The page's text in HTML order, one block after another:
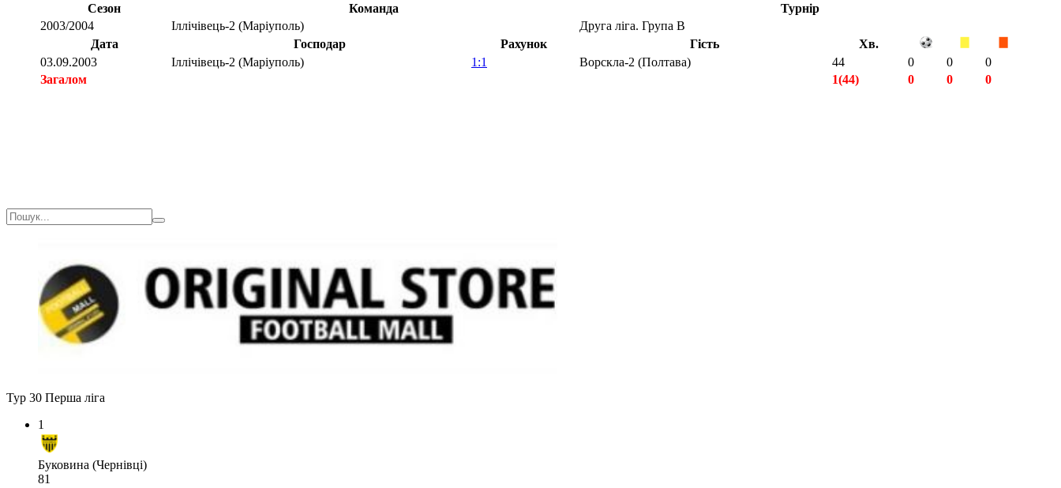
Сезон Команда
Турнір
2003/2004
Іллічівець-2 (Маріуполь)
Друга ліга. Група В
Дата
Господар Рахунок Гість
Хв.
03.09.2003
Іллічівець-2 (Маріуполь) 1:1 Ворскла-2 (Полтава) 44 0 0
0
Загалом
1(44) 0 0
0
Тур 30 Перша ліга
1
Буковина (Чернівці)
81